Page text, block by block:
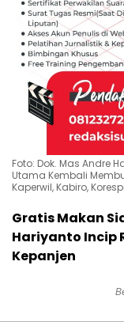
Foto: Dok. Mas Andre
Utama Kembali
Kaperwil, Kabiro,
Gratis Makan
Hariyanto Incip
Kepanjen